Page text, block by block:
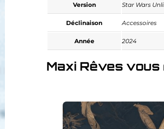
Version Star Wars
Déclinaison Accessoires
Année 2024
Maxi Rêves vous